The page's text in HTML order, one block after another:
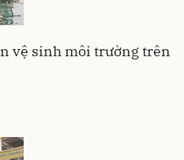
vệ sinh môi trường trên